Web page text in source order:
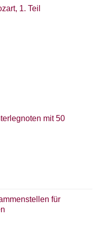
1. Teil
mit 50
für